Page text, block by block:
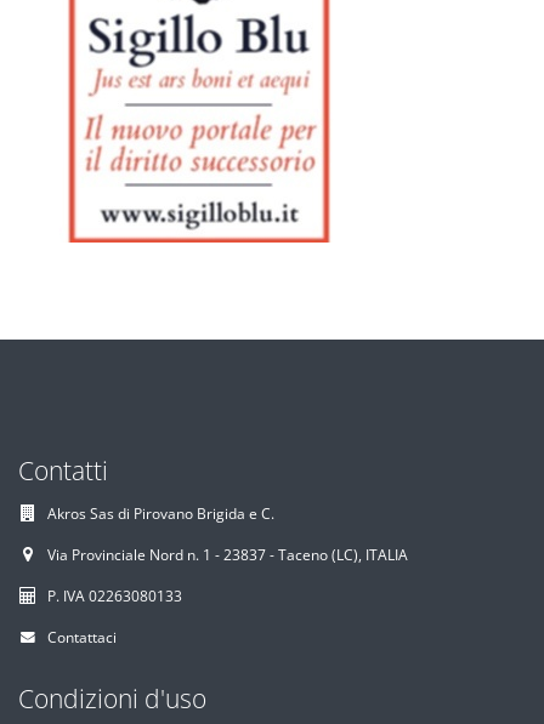
Contatti
Akros Sas di Pirovano Brigida e C.
Via Provinciale Nord n. 1 - 23837 - Taceno (LC), ITALIA
P. IVA 02263080133
Contattaci
Condizioni d'uso